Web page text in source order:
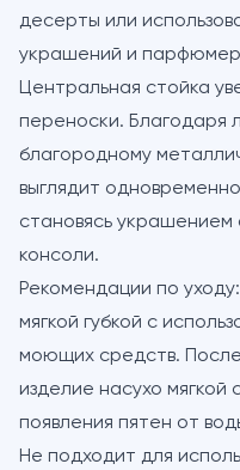
десерты или
украшений и
Центральная стойка
переноски. Благодаря
благородному
выглядит
становясь
консоли.
Рекомендации по уходу:
мягкой губкой с
моющих средств.
изделие насухо мягкой
появления пятен от
Не подходит для